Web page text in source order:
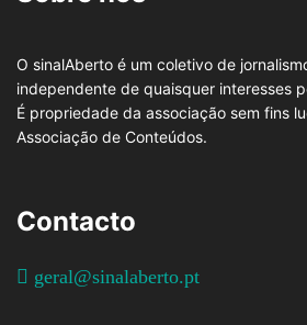
O sinalAberto é um coletivo de
independente de quaisquer interesses
É propriedade da associação sem fins
Associação de Conteúdos.
Contacto
geral@sinalaberto.pt